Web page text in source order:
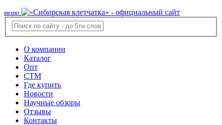
меню
О компании
Каталог
Опт
СТМ
Где купить
Новости
Научные обзоры
Отзывы
Контакты